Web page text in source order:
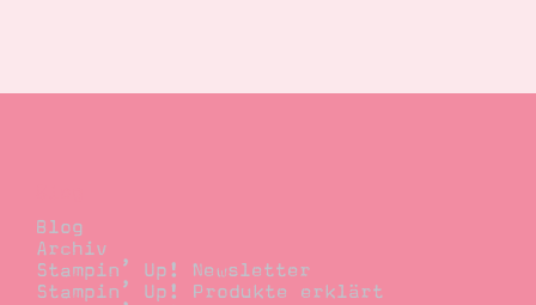
Blog
Archiv
Stampin’ Up! Newsletter
Stampin’ Up! Produkte erklärt